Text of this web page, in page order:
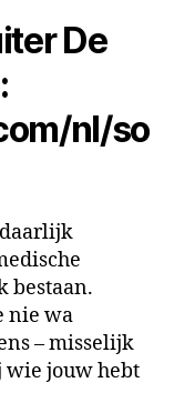
De
nl/so
bestaan.
nie wa
– misselijk
wie jouw hebt